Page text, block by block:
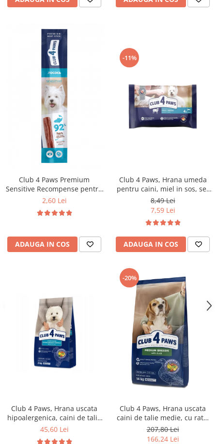
Club 4 Paws Premium
Sensitive Recompense pentru
caini stick cu somon, 12g
2,60 Lei
ADAUGA IN COS
-11%
Club 4 Paws, Hrana umeda
pentru caini, miel in sos, set
4x85g
8,49 Lei
7,59 Lei
ADAUGA IN COS
Club 4 Paws, Hrana uscata
hipoalergenica, caini de talie
mica, miel si orez, 2kg
45,60 Lei
-20%
Club 4 Paws, Hrana uscata
caini de talie medie, cu rata,
14kg
207,80 Lei
166,24 Lei